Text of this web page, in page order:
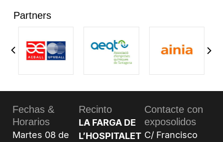
Partners
Fechas &
Horarios
Martes 08 de
Recinto
LA FARGA DE
L’HOSPITALET
Contacte con
exposolidos
C/ Francisco